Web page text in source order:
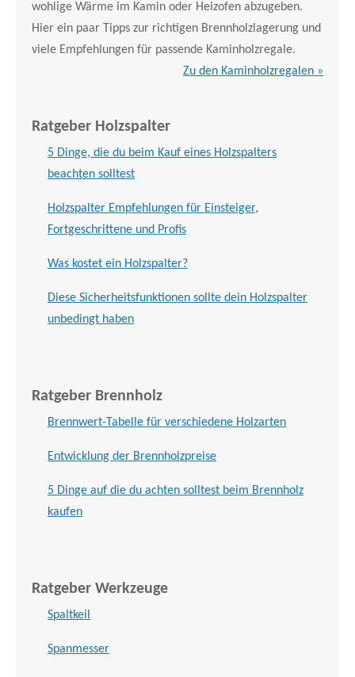
wohlige Wärme im Kamin oder Heizofen abzugeben.
Hier ein paar Tipps zur richtigen Brennholzlagerung und
viele Empfehlungen für passende Kaminholzregale.
Zu den Kaminholzregalen »
Ratgeber Holzspalter
5 Dinge, die du beim Kauf eines Holzspalters
beachten solltest
Holzspalter Empfehlungen für Einsteiger,
Fortgeschrittene und Profis
Was kostet ein Holzspalter?
Diese Sicherheitsfunktionen sollte dein Holzspalter
unbedingt haben
Ratgeber Brennholz
Brennwert-Tabelle für verschiedene Holzarten
Entwicklung der Brennholzpreise
5 Dinge auf die du achten solltest beim Brennholz
kaufen
Ratgeber Werkzeuge
Spaltkeil
Spanmesser